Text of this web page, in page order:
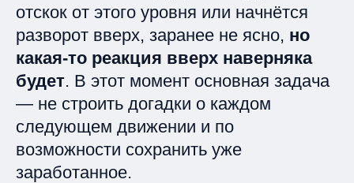
отскок от этого уровня или начнётся
разворот вверх, заранее не ясно, но
какая‑то реакция вверх наверняка
будет. В этот момент основная задача
— не строить догадки о каждом
следующем движении и по
возможности сохранить уже
заработанное.